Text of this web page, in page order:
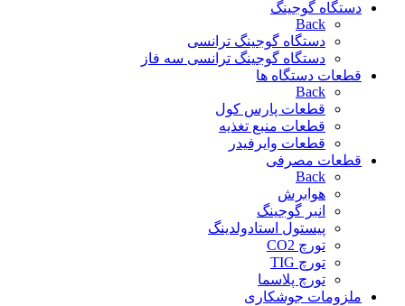
دستگاه گوجینگ
Back
دستگاه گوجینگ ترانسی
دستگاه گوجینگ ترانسی سه فاز
قطعات دستگاه ها
Back
قطعات پارس کول
قطعات منبع تغذیه
قطعات وایرفیدر
قطعات مصرفی
Back
هوابرش
انبر گوجینگ
پیستول استادولدینگ
تورچ CO2
تورچ TIG
تورچ پلاسما
ملزومات جوشکاری